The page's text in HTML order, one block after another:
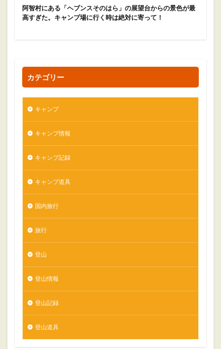
阿智村にある「ヘブンスそのはら」の展望台からの景色が最
高すぎた。キャンプ場に行く時は絶対に寄って！
カテゴリー
キャンプ
キャンプ情報
キャンプ記録
キャンプ道具
国内旅行
旅行
登山
登山情報
登山記録
登山道具